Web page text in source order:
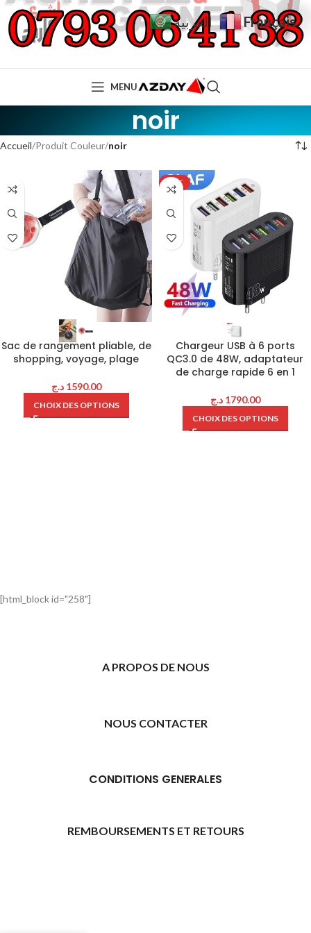
MENU
noir
Accueil Produit Couleur noir
Sac de rangement pliable, de
shopping, voyage, plage
1590.00 د.ج
CHOIX DES OPTIONS
HOT
Chargeur USB à 6 ports
QC3.0 de 48W, adaptateur
de charge rapide 6 en 1
1790.00 د.ج
CHOIX DES OPTIONS
[html_block id="258"]
A PROPOS DE NOUS
NOUS CONTACTER
CONDITIONS GENERALES
REMBOURSEMENTS ET RETOURS
العربية Français